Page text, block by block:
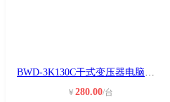
BWD-3K130C干式变压器电脑温控仪
￥ 280.00/台